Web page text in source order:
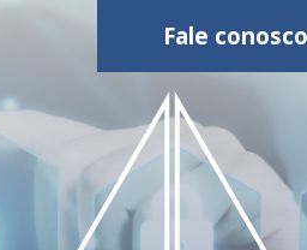
Fale conosco